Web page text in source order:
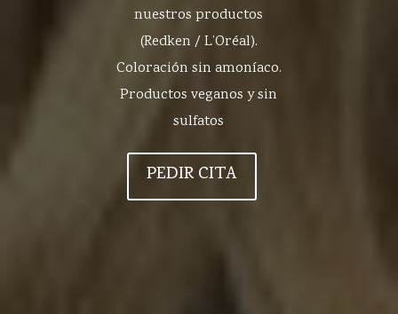
nuestros productos
(Redken / L’Oréal).
Coloración sin amoníaco.
Productos veganos y sin
sulfatos
PEDIR CITA